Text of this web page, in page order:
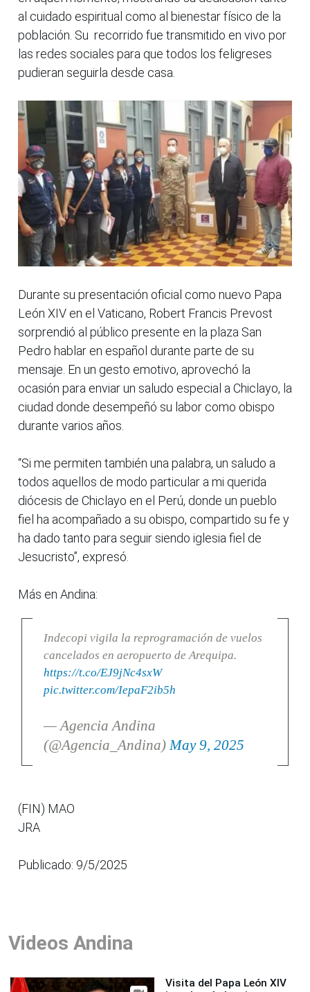
al cuidado espiritual como al bienestar físico de la
población. Su recorrido fue transmitido en vivo por
las redes sociales para que todos los feligreses
pudieran seguirla desde casa.
Durante su presentación oficial como nuevo Papa
León XIV en el Vaticano, Robert Francis Prevost
sorprendió al público presente en la plaza San
Pedro hablar en español durante parte de su
mensaje. En un gesto emotivo, aprovechó la
ocasión para enviar un saludo especial a Chiclayo, la
ciudad donde desempeñó su labor como obispo
durante varios años.
“Si me permiten también una palabra, un saludo a
todos aquellos de modo particular a mi querida
diócesis de Chiclayo en el Perú, donde un pueblo
fiel ha acompañado a su obispo, compartido su fe y
ha dado tanto para seguir siendo iglesia fiel de
Jesucristo”, expresó.
Más en Andina:
Indecopi vigila la reprogramación de vuelos
cancelados en aeropuerto de Arequipa.
https://t.co/EJ9jNc4sxW
pic.twitter.com/IepaF2ib5h
— Agencia Andina
(@Agencia_Andina)May 9, 2025
(FIN) MAO
JRA
Publicado: 9/5/2025
Videos Andina
Visita del Papa León XIV